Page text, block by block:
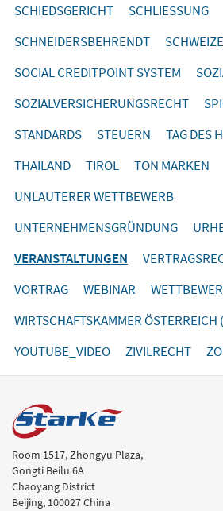
SCHIEDSGERICHT
SCHLIESSUNG
SCHNEIDERSBEHRENDT
SOCIAL CREDITPOINT SYSTEM
SOZIALVERSICHERUNGSRECHT
STANDARDS
STEUERN
TAG DES
THAILAND
TIROL
TON MARKEN
UNLAUTERER WETTBEWERB
UNTERNEHMENSGRÜNDUNG
VERANSTALTUNGEN
VORTRAG
WEBINAR
WIRTSCHAFTSKAMMER ÖSTERREICH
YOUTUBE_VIDEO
ZIVILRECHT
Room 1517, Zhongyu Plaza,
Gongti Beilu 6A
Chaoyang District
Beijing, 100027 China